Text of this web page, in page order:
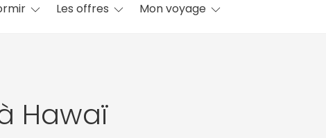
Les offres Mon voyage
Hawaï